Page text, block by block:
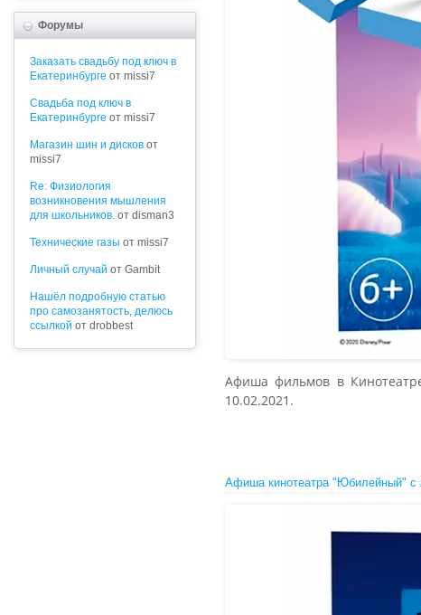
Форумы
Заказать свадьбу под ключ в
Екатеринбурге от missi7
Cвадьба под ключ в
Екатеринбурге от missi7
Магазин шин и дисков от
missi7
Re: Физиология
возникновения мышления
для школьников. от disman3
Технические газы от missi7
Личный случай от Gambit
Нашёл подробную статью
про самозанятость, делюсь
ссылкой от drobbest
Афиша фильмов в
10.02.2021.
Афиша кинотеатра "Юбилейный" c